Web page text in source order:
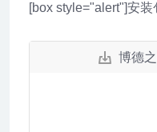
[box style="alert"]安
博德